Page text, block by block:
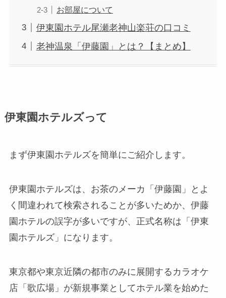
お部屋について
伊東園ホテル尾瀬老神山楽荘の口コミ
老神温泉「伊藤園」とは？【まとめ】
伊東園ホテルズって
まず伊東園ホテルズを簡単にご紹介します。
伊東園ホテルズは、お茶のメーカ「伊藤園」とよ
く間違われて検索されることが多いためか、伊藤
園ホテルの誤字が多いですが、 正式名称は「伊東
園ホテルズ」 になります。
東京都や東京近隣の都市のみに展開するカラオケ
店「歌広場」が新規事業としてホテル業を始めた